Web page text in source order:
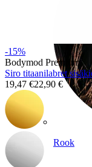
Rook
-15%
Bodymod Premium
Siro titaanilabret
19,47 €22,90 €